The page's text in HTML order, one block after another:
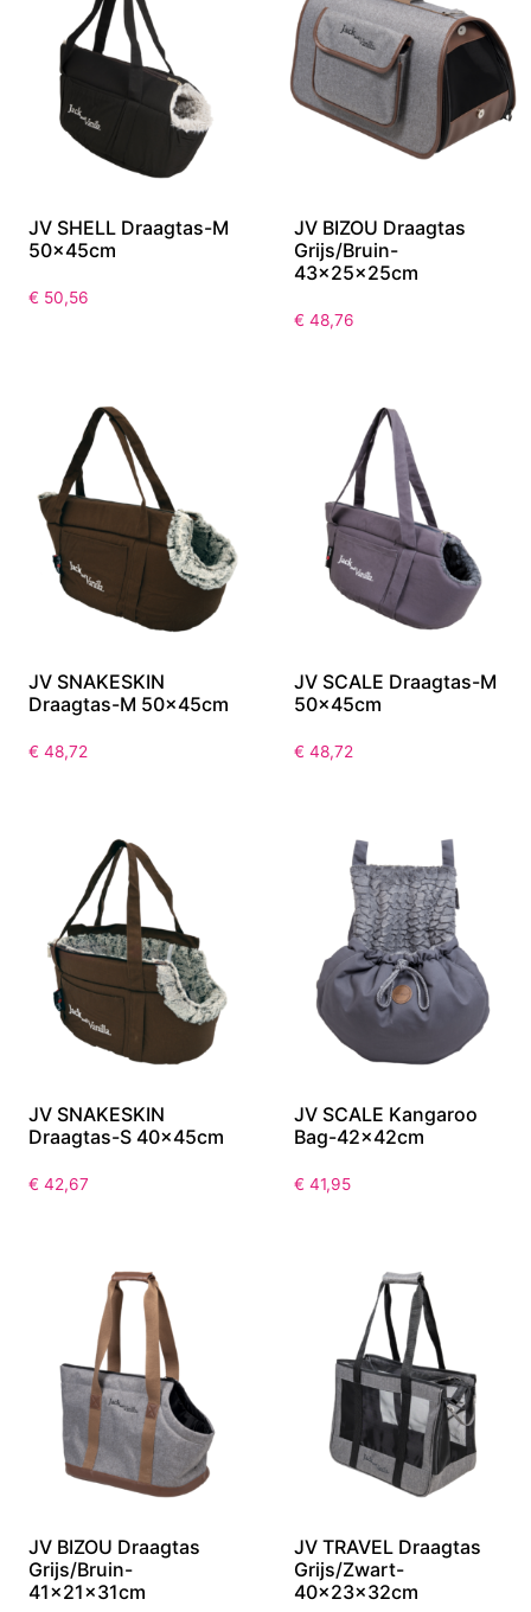
JV SHELL Draagtas-M
50x45cm
€ 50,56
JV BIZOU Draagtas
Grijs/Bruin-
43x25x25cm
€ 48,76
JV SNAKESKIN
Draagtas-M 50x45cm
€ 48,72
JV SCALE Draagtas-M
50x45cm
€ 48,72
JV SNAKESKIN
Draagtas-S 40x45cm
€ 42,67
JV SCALE Kangaroo
Bag-42x42cm
€ 41,95
JV BIZOU Draagtas
Grijs/Bruin-
41x21x31cm
JV TRAVEL Draagtas
Grijs/Zwart-
40x23x32cm